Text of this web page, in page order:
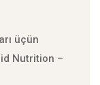
üçün
Nutrition –